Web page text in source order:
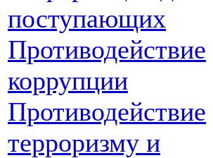
поступающих
Противодействие
коррупции
Противодействие
терроризму и